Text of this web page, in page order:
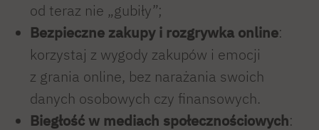
od teraz nie „gubiły”;
Bezpieczne zakupy i rozgrywka online:
korzystaj z wygody zakupów i emocji
z grania online, bez narażania swoich
danych osobowych czy finansowych.
Biegłość w mediach społecznościowych: